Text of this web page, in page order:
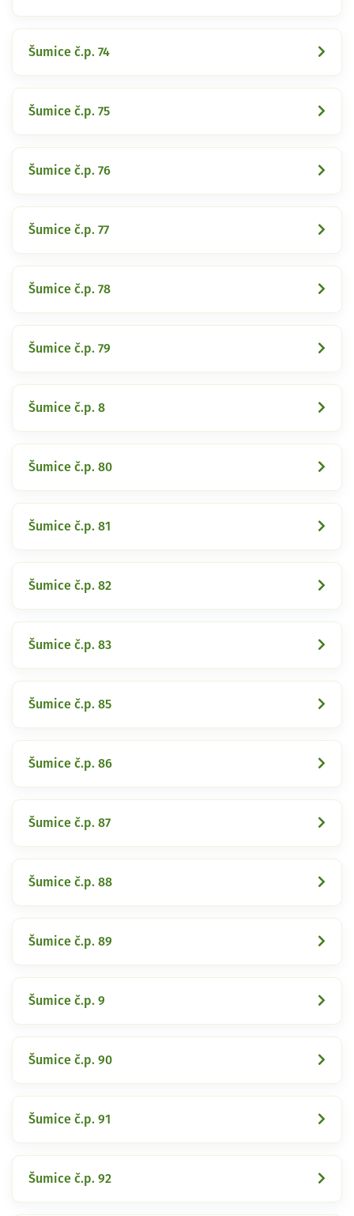
Šumice č.p. 74
Šumice č.p. 75
Šumice č.p. 76
Šumice č.p. 77
Šumice č.p. 78
Šumice č.p. 79
Šumice č.p. 8
Šumice č.p. 80
Šumice č.p. 81
Šumice č.p. 82
Šumice č.p. 83
Šumice č.p. 85
Šumice č.p. 86
Šumice č.p. 87
Šumice č.p. 88
Šumice č.p. 89
Šumice č.p. 9
Šumice č.p. 90
Šumice č.p. 91
Šumice č.p. 92